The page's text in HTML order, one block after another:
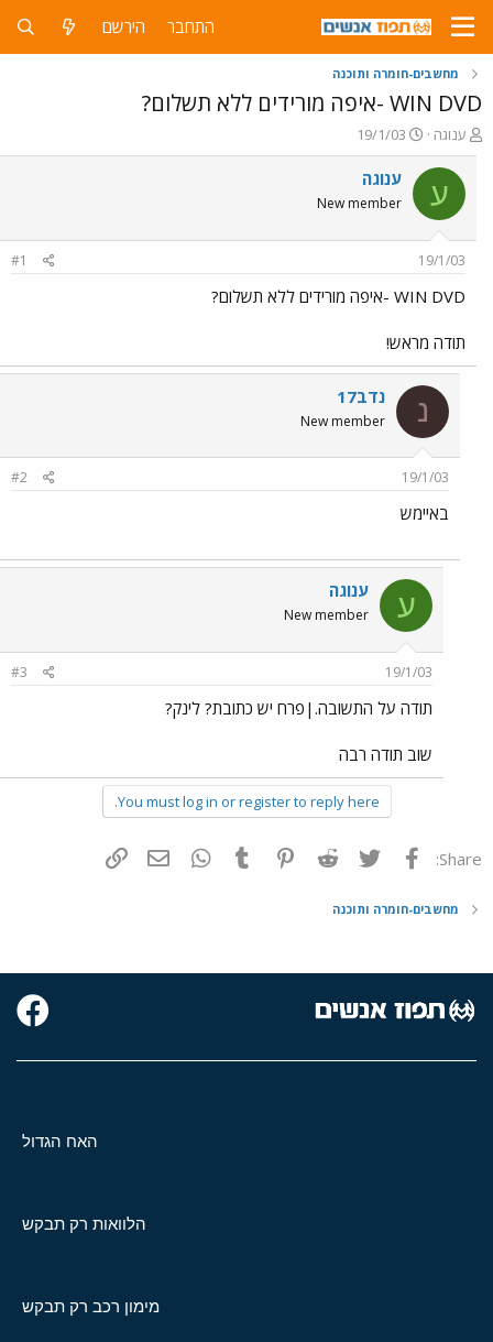
התחבר הירשם
מחשבים-חומרה ותוכנה
WIN DVD -איפה מורידים ללא תשלום?
פ
ו
ת
ח
ה
ש
א
ענוגה
פ
ו
ר
ר
19/1/03
ע ענוגה
New member
19/1/03
#1
WIN DVD -איפה מורידים ללא תשלום?
תודה מראש!
נ נדב17
New member
19/1/03
#2
באיימש
ע ענוגה
New member
19/1/03
#3
תודה על התשובה.|פרח יש כתובת? לינק?
שוב תודה רבה
You must log in or register to reply here.
Share: פייסבוק Twitter
Reddit
Pinterest
Tumblr
WhatsAppדואר אלקטרוני
מחשבים-חומרה ותוכנה
האח הגדול
הלוואות רק תבקש
מימון רכב רק תבקש